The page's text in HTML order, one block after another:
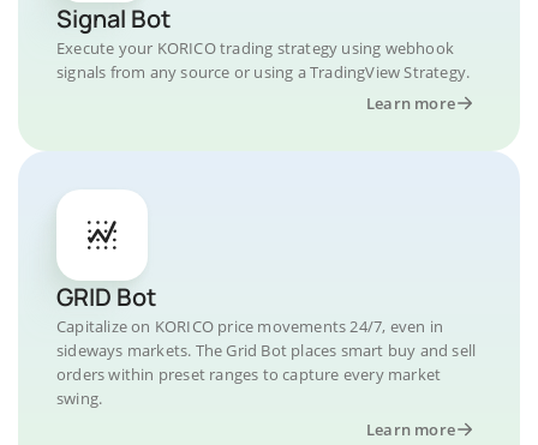
Signal Bot
Execute your KORICO trading strategy using webhook
signals from any source or using a TradingView Strategy.
Learn more
GRID Bot
Capitalize on KORICO price movements 24/7, even in
sideways markets. The Grid Bot places smart buy and sell
orders within preset ranges to capture every market
swing.
Learn more